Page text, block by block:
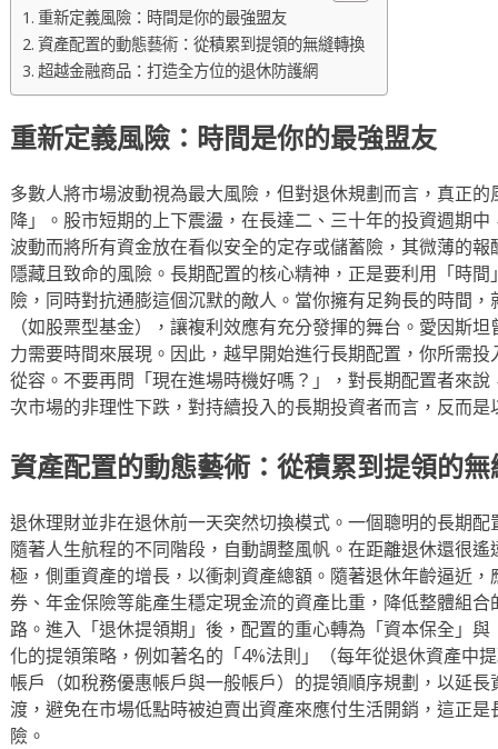
重新定義風險：時間是你的最強盟友
資產配置的動態藝術：從積累到提領的無縫轉換
超越金融商品：打造全方位的退休防護網
重新定義風險：時間是你的最強盟友
多數人將市場波動視為最大風險，但對退休規劃而言，真正
降」。股市短期的上下震盪，在長達二、三十年的投資週期
波動而將所有資金放在看似安全的定存或儲蓄險，其微薄的
隱藏且致命的風險。長期配置的核心精神，正是要利用「時
險，同時對抗通膨這個沉默的敵人。當你擁有足夠長的時間
（如股票型基金），讓複利效應有充分發揮的舞台。愛因斯
力需要時間來展現。因此，越早開始進行長期配置，你所需
從容。不要再問「現在進場時機好嗎？」，對長期配置者來
次市場的非理性下跌，對持續投入的長期投資者而言，反而
資產配置的動態藝術：從積累到提領的
退休理財並非在退休前一天突然切換模式。一個聰明的長期
隨著人生航程的不同階段，自動調整風帆。在距離退休還很
極，側重資產的增長，以衝刺資產總額。隨著退休年齡逼近
券、年金保險等能產生穩定現金流的資產比重，降低整體組
路。進入「退休提領期」後，配置的重心轉為「資本保全」
化的提領策略，例如著名的「4%法則」（每年從退休資產中
帳戶（如稅務優惠帳戶與一般帳戶）的提領順序規劃，以延
渡，避免在市場低點時被迫賣出資產來應付生活開銷，這正
險。